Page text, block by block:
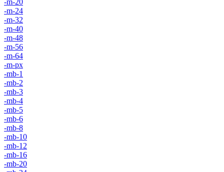
-m-24
-m-32
-m-40
-m-48
-m-56
-m-64
-m-px
-mb-1
-mb-2
-mb-3
-mb-4
-mb-5
-mb-6
-mb-8
-mb-10
-mb-12
-mb-16
-mb-20